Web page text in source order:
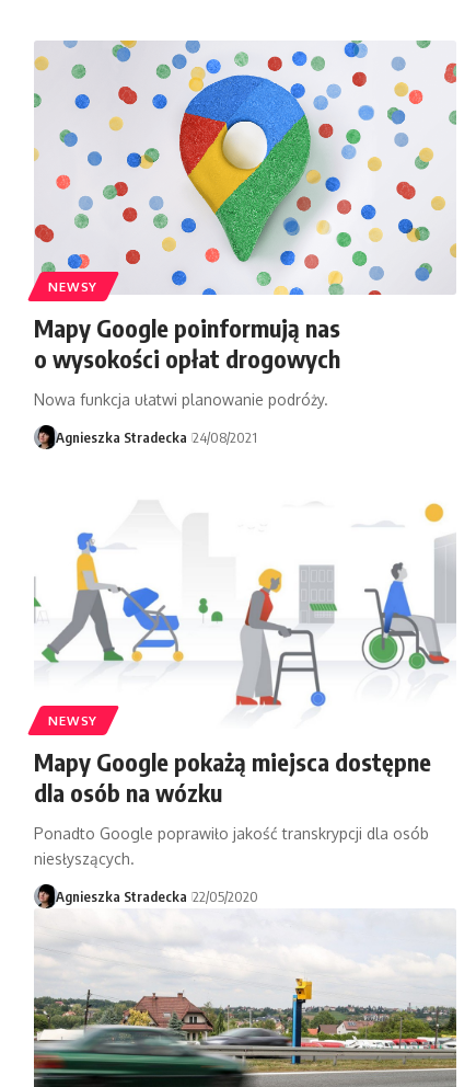
NEWSY
Mapy Google poinformują nas
o wysokości opłat drogowych
Nowa funkcja ułatwi planowanie podróży.
Agnieszka Stradecka 24/08/2021
NEWSY
Mapy Google pokażą miejsca dostępne
dla osób na wózku
Ponadto Google poprawiło jakość transkrypcji dla osób
niesłyszących.
Agnieszka Stradecka 22/05/2020